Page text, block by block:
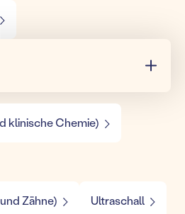
klinische Chemie)
Zähne) Ultraschall